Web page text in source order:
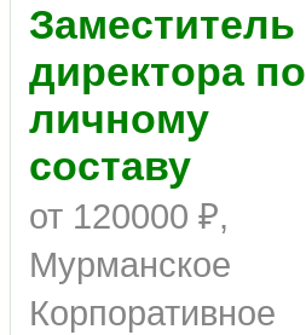
Заместитель
директора по
личному
составу
от 120000 ₽,
Мурманское
Корпоративное